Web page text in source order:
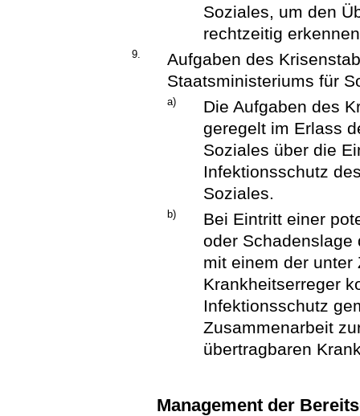
Soziales, um den
rechtzeitig
9.
Aufgaben des
Staatsministeriums für
a)
Die Aufgaben des
geregelt im Erlass
Soziales über die
Infektionsschutz
Soziales.
b)
Bei Eintritt einer
oder Schadenslage
mit einem der unter
Krankheitserreger
Infektionsschutz
Zusammenarbeit
übertragbaren
Management der